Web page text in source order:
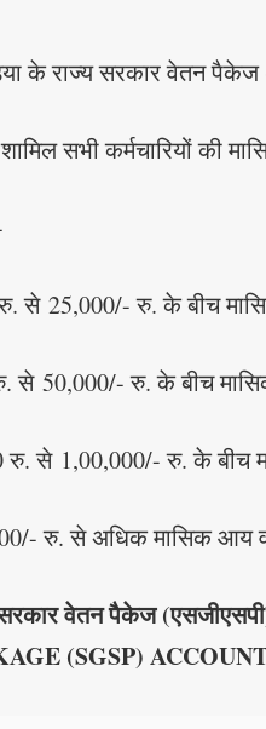
के राज्य सरकार वेतन पैकेज
सभी कर्मचारियों की
से 25,000/- रु. के बीच
से 50,000/- रु. के बीच
से 1,00,000/- रु. के बीच
रु. से अधिक मासिक आय
वेतन पैकेज
(SGSP)